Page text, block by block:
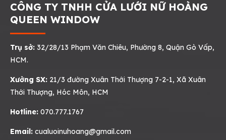
CÔNG TY TNHH CỬA LƯỚI NỮ HOÀNG
QUEEN WINDOW
Trụ sở: 32/28/13 Phạm Văn Chiêu, Phường 8, Quận Gò Vấp,
HCM.
Xưởng SX: 21/3 đường Xuân Thới Thượng 7-2-1, Xã Xuân
Thới Thượng, Hóc Môn, HCM
Hotline: 070.777.1767
Email: cualuoinuhoang@gmail.com